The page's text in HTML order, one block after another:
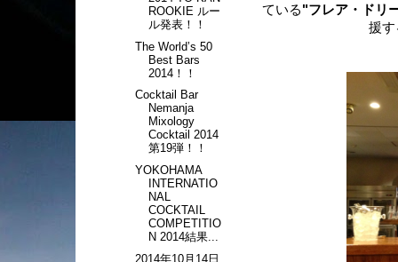
ている"フレア・ドリ
援す
ROOKIE ルー
ル発表！！
The World’s 50
Best Bars
2014！！
Cocktail Bar
Nemanja
Mixology
Cocktail 2014
第19弾！！
YOKOHAMA
INTERNATIO
NAL
COCKTAIL
COMPETITIO
N 2014結果...
2014年10月14日